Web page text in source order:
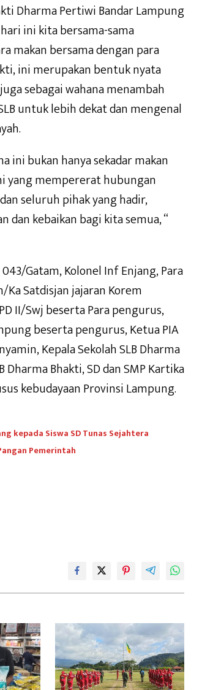
Dharma Pertiwi Bandar Lampung
ini kita bersama-sama
makan bersama dengan para
ini merupakan bentuk nyata
sebagai wahana menambah
untuk lebih dekat dan mengenal
ini bukan hanya sekadar makan
yang mempererat hubungan
seluruh pihak yang hadir,
dan kebaikan bagi kita semua, “
Gatam, Kolonel Inf Enjang, Para
Ka Satdisjan jajaran Korem
II/Swj beserta Para pengurus,
beserta pengurus, Ketua PIA
Kepala Sekolah SLB Dharma
Bhakti, SD dan SMP Kartika
kebudayaan Provinsi Lampung.
kepada Siswa SD Tunas Sejahtera
Pemerintah